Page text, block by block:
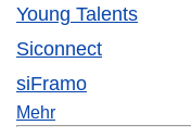
Young Talents
Siconnect
siFramo
Mehr